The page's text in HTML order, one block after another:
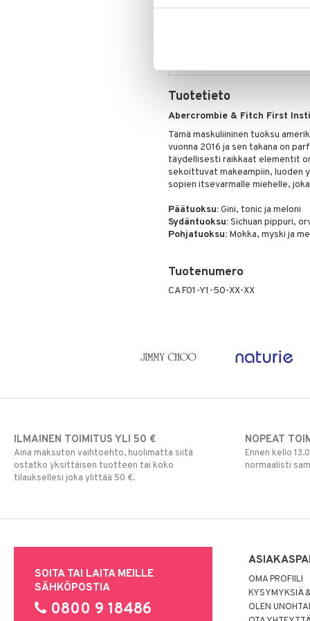
Rakastatko sinäkin todella
tuotteita alennettuun hintaan.
Tarjous on voimassa niin
Tuotetieto
Abercrombie & Fitch First
Tämä maskuliininen tuoksu
vuonna 2016 ja sen takana on
täydellisesti raikkaat elementit
sekoittuvat makeampiin, luoden
sopien itsevarmalle miehelle,
Päätuoksu:Gini, tonic ja meloni
Sydäntuoksu:Sichuan pippuri,
Pohjatuoksu:Mokka, myski ja
Tuotenumero
CAF01-Y1-50-XX-XX
ILMAINEN TOIMITUS YLI 50 €
Aina maksuton vaihtoehto, huolimatta siitä
ostatko yksittäisen tuotteen tai koko
tilauksellesi joka ylittää 50 €.
NOPEAT
Ennen kello
normaalisti
SOITA TAI LAITA MEILLE
SÄHKÖPOSTIA
0800 9 18486
OMA PROFIILI
KYSYMYKSIÄ
OLEN